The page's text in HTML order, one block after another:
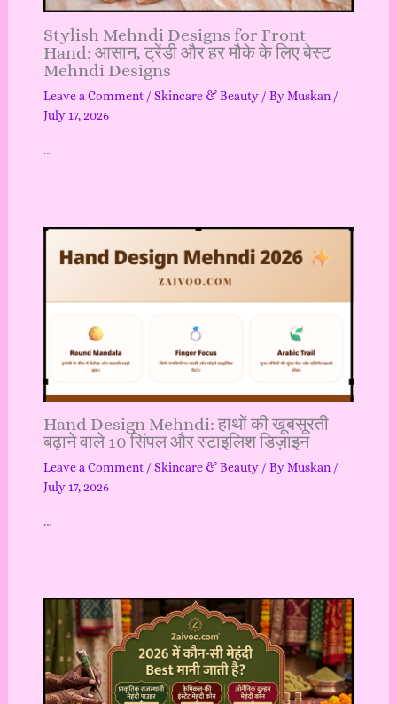
Stylish Mehndi Designs for Front
Hand: आसान, ट्रेंडी और हर मौके के लिए बेस्ट
Mehndi Designs
Leave a Comment / Skincare & Beauty/ ByMuskan /
July 17, 2026
…
Hand Design Mehndi: हाथों की खूबसूरती
बढ़ाने वाले 10 सिंपल और स्टाइलिश डिज़ाइन
Leave a Comment / Skincare & Beauty/ ByMuskan /
July 17, 2026
…